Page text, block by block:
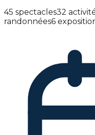
45 spectacles32
randonnées6